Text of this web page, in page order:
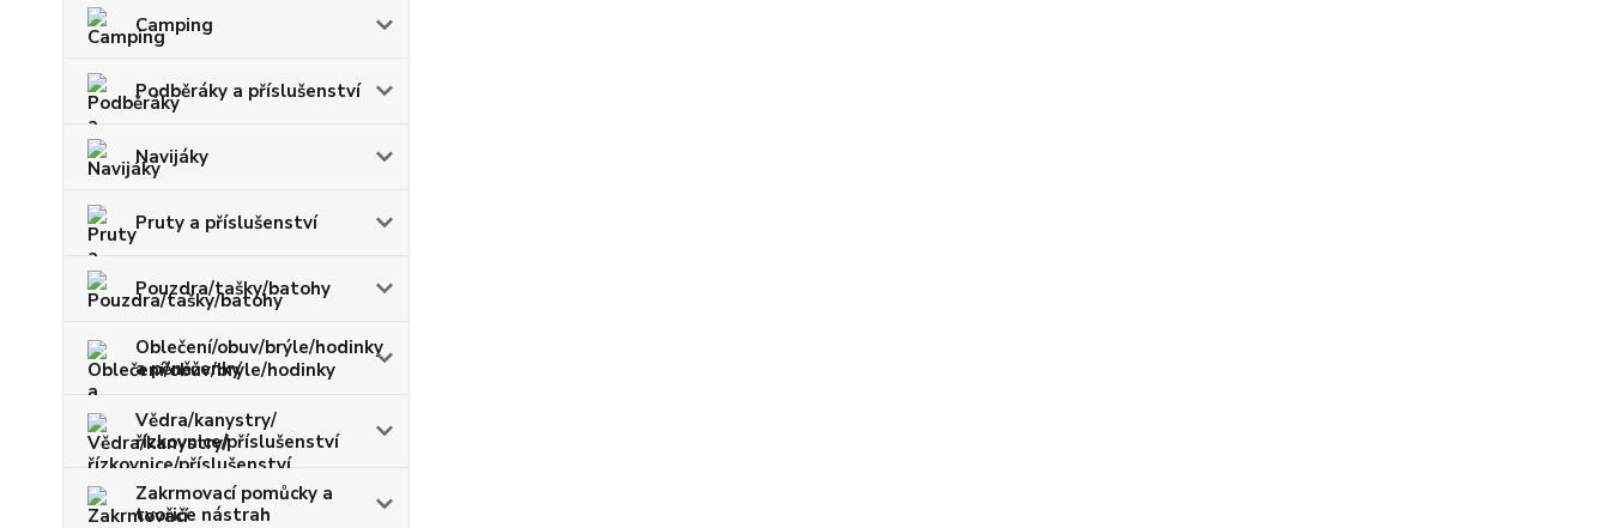
Camping
Podběráky a příslušenství
Navijáky
Pruty a příslušenství
Pouzdra/tašky/batohy
Oblečení/obuv/brýle/hodinky
a pěněženky
Vědra/kanystry/
řízkovnice/příslušenství
Zakrmovací pomůcky a
tvořiče nástrah